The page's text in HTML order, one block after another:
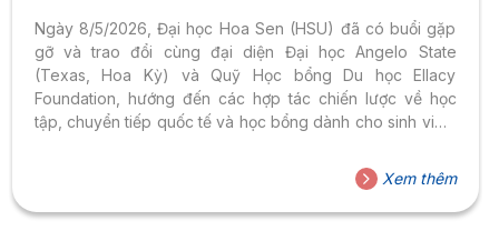
Ngày 8/5/2026, Đại học Hoa Sen (HSU) đã có buổi gặp
gỡ và trao đổi cùng đại diện Đại học Angelo State
(Texas, Hoa Kỳ) và Quỹ Học bổng Du học Ellacy
Foundation, hướng đến các hợp tác chiến lược về học
tập, chuyển tiếp quốc tế và học bổng dành cho sinh viên.
phía Đại học Hoa Sen có: PGS.TS. Nguyễn Tuấn Đức –
Phó Hiệu trưởng Nhà trường; ThS. Phù Trường Thắng –
Phó Viện trưởng Viện Đào tạo và Hợp tác quốc tế. Về...
Xem thêm